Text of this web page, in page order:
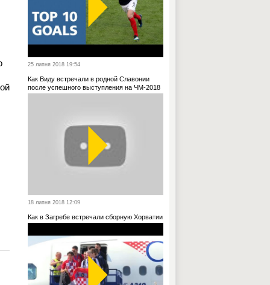
25 липня 2018 19:54
Как Виду встречали в родной Славонии
после успешного выступления на ЧМ-2018
18 липня 2018 12:09
Как в Загребе встречали сборную Хорватии